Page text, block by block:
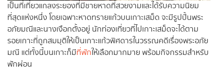
เป็นที่เที่ยวแกลงระยองที่มีชายหาดที่สวยงามและได้รับความนิยม
ที่สุดแห่งหนึ่ง โดยเฉพาะหาดทรายแก้วบนเกาะเสม็ด จะมีรูปปั้นพระ
อภัยมณีและนางเงือกตั้งอยู่ นักท่องเที่ยวที่ไปเกาะเสม็ดจะได้ตาม
รอยเกาะที่ถูกสมมุติให้เป็นเกาะแก้วพิศดารในวรรณคดีเรื่องพระอภัย
มณี แต่ทั้งนี้บนเกาะก็มีที่พักให้เลือกมากมาย พร้อมกิจกรรมสำหรับ
พักผ่อน